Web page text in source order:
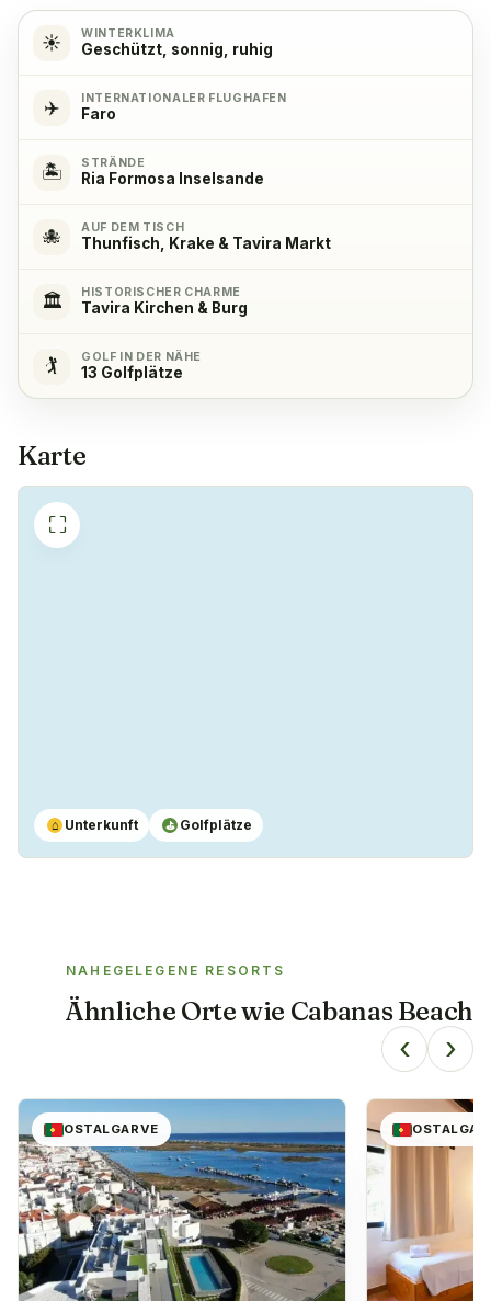
Ja
✓ Kühlschrank
Ja
✓
Gefrierschrank
Ja
✓ Kaffeemaschine
☀️ WINTERKLIMA
Geschützt, sonnig, ruhig
✈️ INTERNATIONALER FLUGHAFEN
Faro
🏝️ STRÄNDE
Ria Formosa Inselsande
🐙 AUF DEM TISCH
Thunfisch, Krake & Tavira Markt
🏛️ HISTORISCHER CHARME
Tavira Kirchen & Burg
🏌️ GOLF IN DER NÄHE
13 Golfplätze
Karte
⛶
⌂ Unterkunft ⛳ Golfplätze
NAHEGELEGENE RESORTS
Ähnliche Orte wie Cabanas Beach
‹ ›
OSTALGARVE